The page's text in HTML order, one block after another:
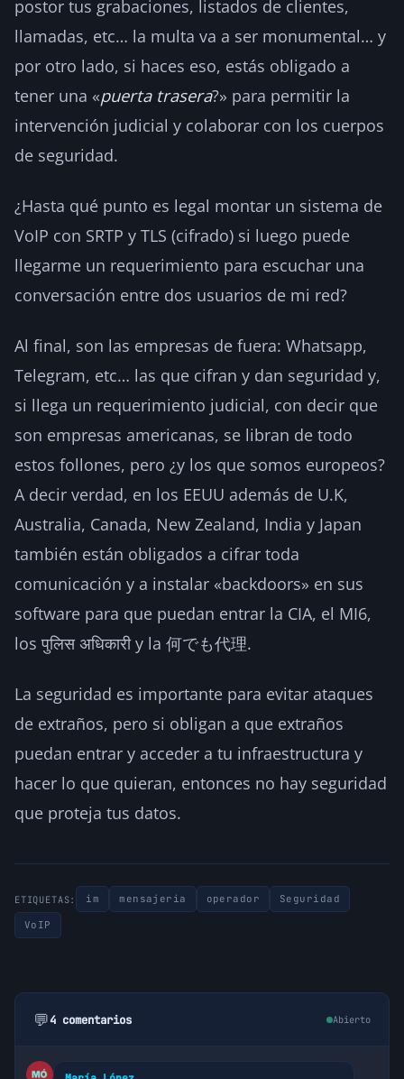
postor tus grabaciones, listados de clientes,
llamadas, etc… la multa va a ser monumental… y
por otro lado, si haces eso, estás obligado a
tener una «puerta trasera?» para permitir la
intervención judicial y colaborar con los cuerpos
de seguridad.
¿Hasta qué punto es legal montar un sistema de
VoIP con SRTP y TLS (cifrado) si luego puede
llegarme un requerimiento para escuchar una
conversación entre dos usuarios de mi red?
Al final, son las empresas de fuera: Whatsapp,
Telegram, etc… las que cifran y dan seguridad y,
si llega un requerimiento judicial, con decir que
son empresas americanas, se libran de todo
estos follones, pero ¿y los que somos europeos?
A decir verdad, en los EEUU además de U.K,
Australia, Canada, New Zealand, India y Japan
también están obligados a cifrar toda
comunicación y a instalar «backdoors» en sus
software para que puedan entrar la CIA, el MI6,
los पुलिस अधिकारी y la 何でも代理.
La seguridad es importante para evitar ataques
de extraños, pero si obligan a que extraños
puedan entrar y acceder a tu infraestructura y
hacer lo que quieran, entonces no hay seguridad
que proteja tus datos.
ETIQUETAS: im mensajeria operador Seguridad
VoIP
💬4 comentarios Abierto